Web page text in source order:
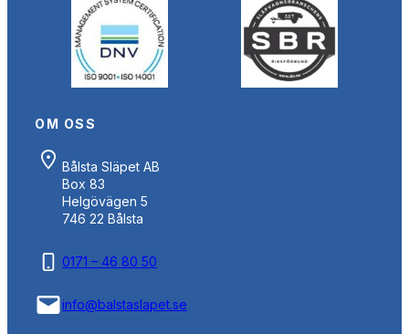
OM OSS
Bålsta Släpet AB
Box 83
Helgövägen 5
746 22 Bålsta
0171 – 46 80 50
info@balstaslapet.se